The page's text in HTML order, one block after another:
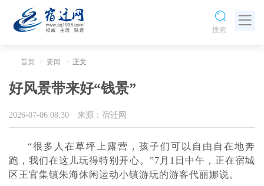
搜索
首页 要闻 正文
好风景带来好“钱景”
2026-07-06 08:30 来源：宿迁网
“很多人在草坪上露营，孩子们可以自由自在地奔
跑，我们在这儿玩得特别开心。”7月1日中午，正在宿城
区王官集镇朱海休闲运动小镇游玩的游客代丽娜说。